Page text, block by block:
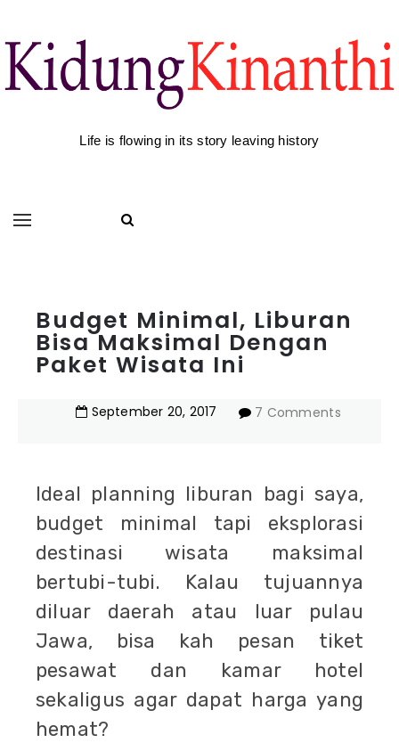
Life is flowing in its story leaving history
Budget Minimal, Liburan
Bisa Maksimal Dengan
Paket Wisata Ini
September 20, 2017 7 Comments
Ideal planning liburan bagi saya,
budget minimal tapi eksplorasi
destinasi wisata maksimal
bertubi-tubi. Kalau tujuannya
diluar daerah atau luar pulau
Jawa, bisa kah pesan tiket
pesawat dan kamar hotel
sekaligus agar dapat harga yang
hemat?